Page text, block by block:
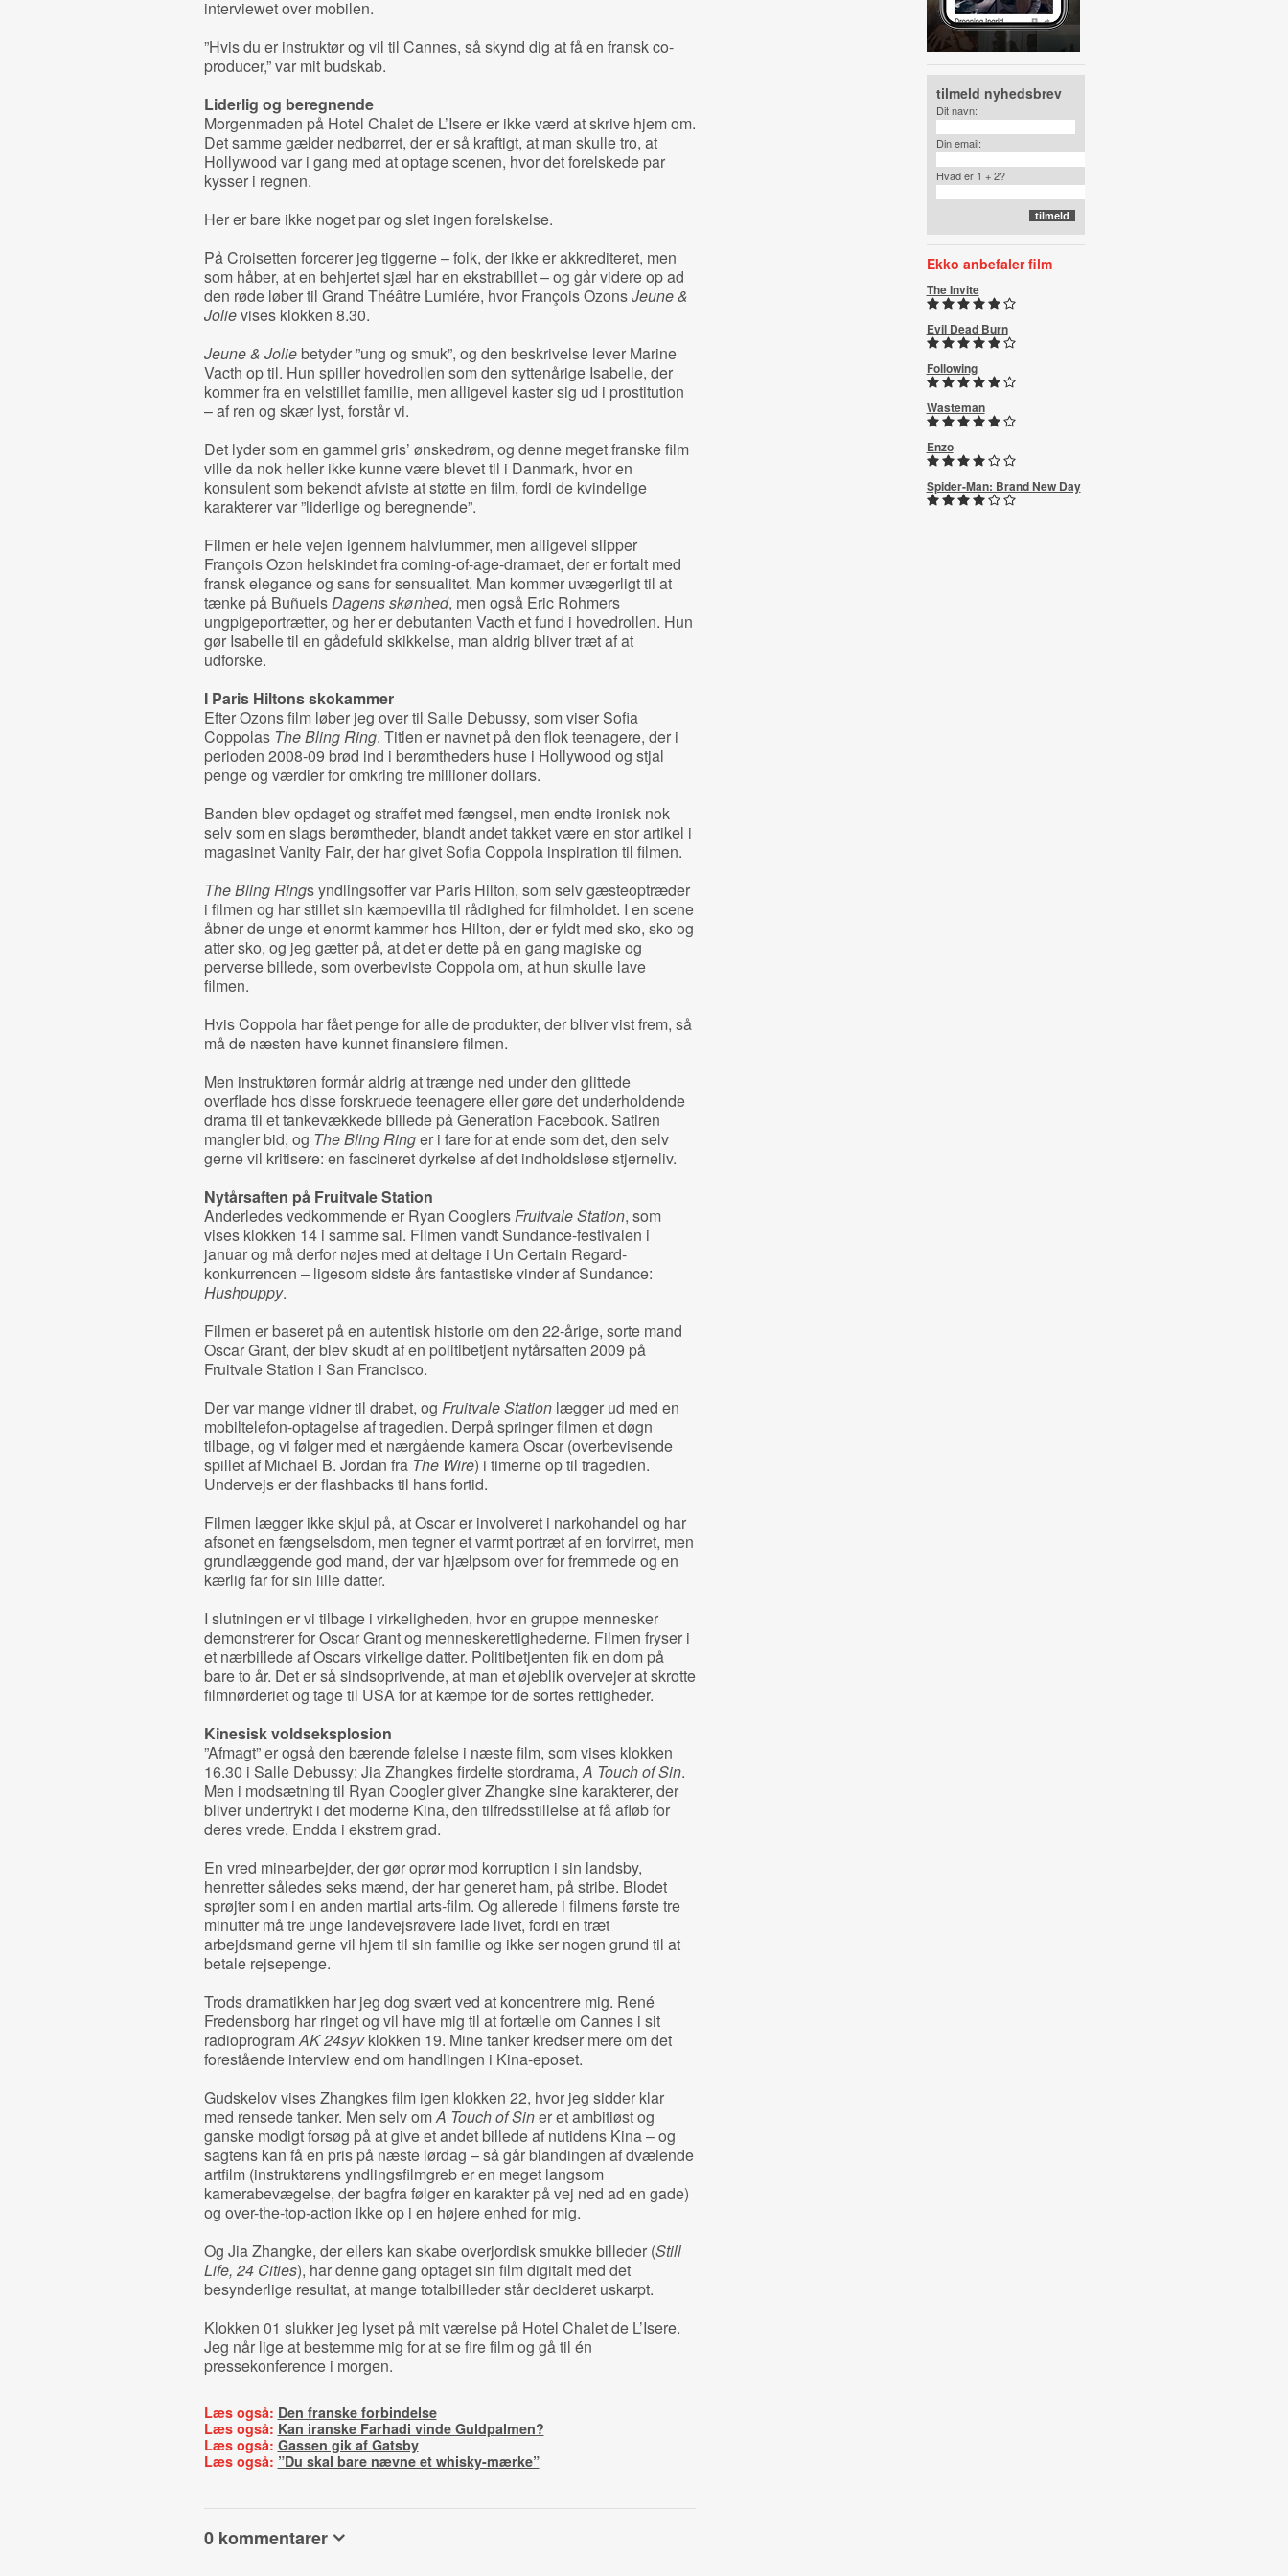
interviewet over mobilen.
”Hvis du er instruktør og vil til Cannes, så skynd dig at få en fransk co-
producer,” var mit budskab.
Liderlig og beregnende
Morgenmaden på Hotel Chalet de L’Isere er ikke værd at skrive hjem om.
Det samme gælder nedbørret, der er så kraftigt, at man skulle tro, at
Hollywood var i gang med at optage scenen, hvor det forelskede par
kysser i regnen.
Her er bare ikke noget par og slet ingen forelskelse.
På Croisetten forcerer jeg tiggerne – folk, der ikke er akkrediteret, men
som håber, at en behjertet sjæl har en ekstrabillet – og går videre op ad
den røde løber til Grand Théâtre Lumiére, hvor François OzonsJeune &
Jolievises klokken 8.30.
Jeune & Jolie betyder ”ung og smuk”, og den beskrivelse lever Marine
Vacth op til. Hun spiller hovedrollen som den syttenårige Isabelle, der
kommer fra en velstillet familie, men alligevel kaster sig ud i prostitution
– af ren og skær lyst, forstår vi.
Det lyder som en gammel gris’ ønskedrøm, og denne meget franske film
ville da nok heller ikke kunne være blevet til i Danmark, hvor en
konsulent som bekendt afviste at støtte en film, fordi de kvindelige
karakterer var ”liderlige og beregnende”.
Filmen er hele vejen igennem halvlummer, men alligevel slipper
François Ozon helskindet fra coming-of-age-dramaet, der er fortalt med
fransk elegance og sans for sensualitet. Man kommer uvægerligt til at
tænke på BuñuelsDagens skønhed, men også Eric Rohmers
ungpigeportrætter, og her er debutanten Vacth et fund i hovedrollen. Hun
gør Isabelle til en gådefuld skikkelse, man aldrig bliver træt af at
udforske.
I Paris Hiltons skokammer
Efter Ozons film løber jeg over til Salle Debussy, som viser Sofia
Coppolas The Bling Ring. Titlen er navnet på den flok teenagere, der i
perioden 2008-09 brød ind i berømtheders huse i Hollywood og stjal
penge og værdier for omkring tre millioner dollars.
Banden blev opdaget og straffet med fængsel, men endte ironisk nok
selv som en slags berømtheder, blandt andet takket være en stor artikel i
magasinet Vanity Fair, der har givet Sofia Coppola inspiration til filmen.
The Bling Rings yndlingsoffer var Paris Hilton, som selv gæsteoptræder
i filmen og har stillet sin kæmpevilla til rådighed for filmholdet. I en scene
åbner de unge et enormt kammer hos Hilton, der er fyldt med sko, sko og
atter sko, og jeg gætter på, at det er dette på en gang magiske og
perverse billede, som overbeviste Coppola om, at hun skulle lave
filmen.
Hvis Coppola har fået penge for alle de produkter, der bliver vist frem, så
må de næsten have kunnet finansiere filmen.
Men instruktøren formår aldrig at trænge ned under den glittede
overflade hos disse forskruede teenagere eller gøre det underholdende
drama til et tankevækkede billede på Generation Facebook. Satiren
mangler bid, og The Bling Ringer i fare for at ende som det, den selv
gerne vil kritisere: en fascineret dyrkelse af det indholdsløse stjerneliv.
Nytårsaften på Fruitvale Station
Anderledes vedkommende er Ryan CooglersFruitvale Station, som
vises klokken 14 i samme sal. Filmen vandt Sundance-festivalen i
januar og må derfor nøjes med at deltage i Un Certain Regard-
konkurrencen – ligesom sidste års fantastiske vinder af Sundance:
Hushpuppy.
Filmen er baseret på en autentisk historie om den 22-årige, sorte mand
Oscar Grant, der blev skudt af en politibetjent nytårsaften 2009 på
Fruitvale Station i San Francisco.
Der var mange vidner til drabet, og Fruitvale Stationlægger ud med en
mobiltelefon-optagelse af tragedien. Derpå springer filmen et døgn
tilbage, og vi følger med et nærgående kamera Oscar (overbevisende
spillet af Michael B. Jordan fra The Wire) i timerne op til tragedien.
Undervejs er der flashbacks til hans fortid.
Filmen lægger ikke skjul på, at Oscar er involveret i narkohandel og har
afsonet en fængselsdom, men tegner et varmt portræt af en forvirret, men
grundlæggende god mand, der var hjælpsom over for fremmede og en
kærlig far for sin lille datter.
I slutningen er vi tilbage i virkeligheden, hvor en gruppe mennesker
demonstrerer for Oscar Grant og menneskerettighederne. Filmen fryser i
et nærbillede af Oscars virkelige datter. Politibetjenten fik en dom på
bare to år. Det er så sindsoprivende, at man et øjeblik overvejer at skrotte
filmnørderiet og tage til USA for at kæmpe for de sortes rettigheder.
Kinesisk voldseksplosion
”Afmagt” er også den bærende følelse i næste film, som vises klokken
16.30 i Salle Debussy: Jia Zhangkes firdelte stordrama,A Touch of Sin.
Men i modsætning til Ryan Coogler giver Zhangke sine karakterer, der
bliver undertrykt i det moderne Kina, den tilfredsstillelse at få afløb for
deres vrede. Endda i ekstrem grad.
En vred minearbejder, der gør oprør mod korruption i sin landsby,
henretter således seks mænd, der har generet ham, på stribe. Blodet
sprøjter som i en anden martial arts-film. Og allerede i filmens første tre
minutter må tre unge landevejsrøvere lade livet, fordi en træt
arbejdsmand gerne vil hjem til sin familie og ikke ser nogen grund til at
betale rejsepenge.
Trods dramatikken har jeg dog svært ved at koncentrere mig. René
Fredensborg har ringet og vil have mig til at fortælle om Cannes i sit
radioprogramAK 24syvklokken 19. Mine tanker kredser mere om det
forestående interview end om handlingen i Kina-eposet.
Gudskelov vises Zhangkes film igen klokken 22, hvor jeg sidder klar
med rensede tanker. Men selv omA Touch of Siner et ambitiøst og
ganske modigt forsøg på at give et andet billede af nutidens Kina – og
sagtens kan få en pris på næste lørdag – så går blandingen af dvælende
artfilm (instruktørens yndlingsfilmgreb er en meget langsom
kamerabevægelse, der bagfra følger en karakter på vej ned ad en gade)
og over-the-top-action ikke op i en højere enhed for mig.
Og Jia Zhangke, der ellers kan skabe overjordisk smukke billeder (Still
Life, 24 Cities), har denne gang optaget sin film digitalt med det
besynderlige resultat, at mange totalbilleder står decideret uskarpt.
Klokken 01 slukker jeg lyset på mit værelse på Hotel Chalet de L’Isere.
Jeg når lige at bestemme mig for at se fire film og gå til én
pressekonference i morgen.
Læs også: Den franske forbindelse
Læs også: Kan iranske Farhadi vinde Guldpalmen?
Læs også: Gassen gik af Gatsby
Læs også: ”Du skal bare nævne et whisky-mærke”
0 kommentarer
tilmeld nyhedsbrev
Dit navn:
Din email:
Hvad er 1 + 2?
Ekko anbefaler film
The Invite
Evil Dead Burn
Following
Wasteman
Enzo
Spider-Man: Brand New Day